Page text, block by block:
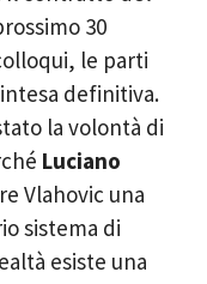
30
le parti
definitiva.
la volontà di
Luciano
Vlahovic una
sistema di
esiste una